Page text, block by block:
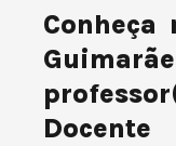
Conheça